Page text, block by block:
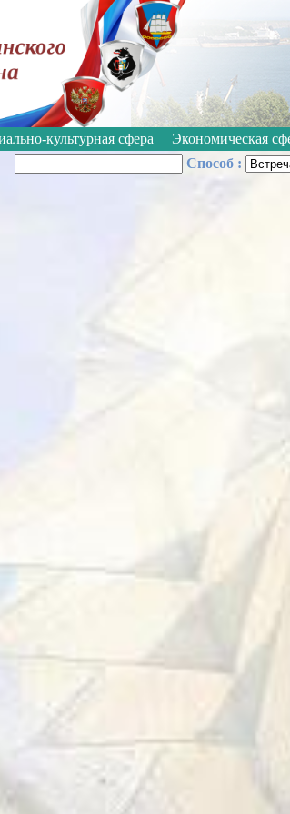
Вкл Изображения:
культурная сфера Экономическая
Способ :